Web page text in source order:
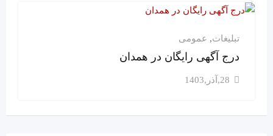
تبلیغات, عمومی
درج آگهی رایگان در همدان
28,آذر,1403